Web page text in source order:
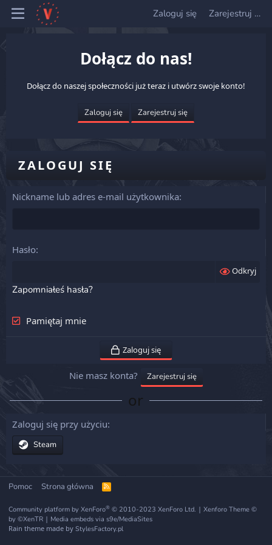
Zaloguj się Zarejestruj się
Dołącz do nas!
Dołącz do naszej społeczności już teraz i utwórz swoje konto!
Zaloguj się Zarejestruj się
ZALOGUJ SIĘ
Nickname lub adres e-mail użytkownika
Hasło
Odkryj
Zapomniałeś hasła?
Pamiętaj mnie
Zaloguj się
Nie masz konta? Zarejestruj się
or
Zaloguj się przy użyciu
Steam
Pomoc Strona główna
R
S
Community platform by XenForo® © 2010-2023 XenForo Ltd. | Xenforo Theme ©
by ©XenTR | Media embeds via s9e/MediaSites
Rain theme made by StylesFactory.pl